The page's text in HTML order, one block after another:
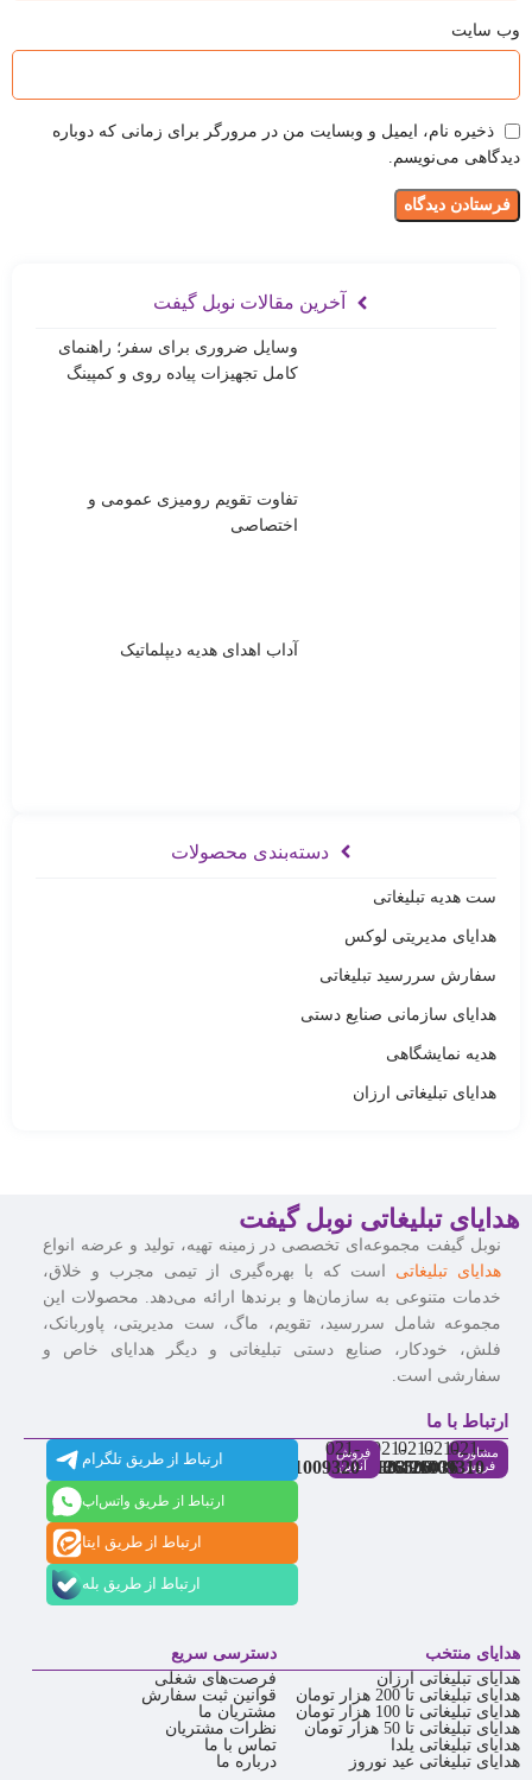
وب‌ سایت
ذخیره نام، ایمیل و وبسایت من در مرورگر برای زمانی که دوباره
دیدگاهی می‌نویسم.
آخرین مقالات نوبل گیفت
وسایل ضروری برای سفر؛ راهنمای
کامل تجهیزات پیاده روی و کمپینگ
تفاوت تقویم رومیزی عمومی و
اختصاصی
آداب اهدای هدیه دیپلماتیک
دسته‌بندی محصولات
ست هدیه تبلیغاتی
هدایای مدیریتی لوکس
سفارش سررسید تبلیغاتی
هدایای سازمانی صنایع دستی
هدیه نمایشگاهی
هدایای تبلیغاتی ارزان
هدایای تبلیغاتی نوبل گیفت
نوبل گیفت مجموعه‌ای تخصصی در زمینه تهیه، تولید و عرضه انواع
هدایای تبلیغاتی است که با بهره‌گیری از تیمی مجرب و خلاق،
خدمات متنوعی به سازمان‌ها و برندها ارائه می‌دهد. محصولات این
مجموعه شامل سررسید، تقویم، ماگ، ست مدیریتی، پاوربانک،
فلش، خودکار، صنایع دستی تبلیغاتی و دیگر هدایای خاص و
سفارشی است.
ارتباط با ما
مشاوره
فروش
021-
91009310
021-
86126036
021-
86126506
021-
88537803
فروش
آنلاین
021-
91009320
ارتباط از طریق تلگرام
ارتباط از طریق واتس‌اپ
ارتباط از طریق ایتا
ارتباط از طریق بله
هدایای منتخب
هدایای تبلیغاتی ارزان
هدایای تبلیغاتی تا 200 هزار تومان
هدایای تبلیغاتی تا 100 هزار تومان
هدایای تبلیغاتی تا 50 هزار تومان
هدایای تبلیغاتی یلدا
هدایای تبلیغاتی عید نوروز
دسترسی سریع
فرصت‌های شغلی
قوانین ثبت سفارش
مشتریان ما
نظرات مشتریان
تماس با ما
درباره ما